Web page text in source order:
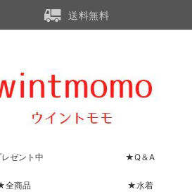
送料無料
ゼント中 ★Q＆A
全商品 ★水着